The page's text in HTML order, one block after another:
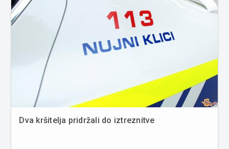
Dva kršitelja pridržali do iztreznitve